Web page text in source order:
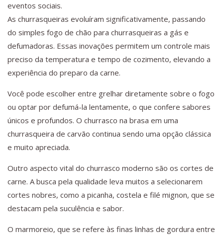
eventos sociais.
As churrasqueiras evoluíram significativamente, passando
do simples fogo de chão para churrasqueiras a gás e
defumadoras. Essas inovações permitem um controle mais
preciso da temperatura e tempo de cozimento, elevando a
experiência do preparo da carne.
Você pode escolher entre grelhar diretamente sobre o fogo
ou optar por defumá-la lentamente, o que confere sabores
únicos e profundos. O churrasco na brasa em uma
churrasqueira de carvão continua sendo uma opção clássica
e muito apreciada.
Outro aspecto vital do churrasco moderno são os cortes de
carne. A busca pela qualidade leva muitos a selecionarem
cortes nobres, como a picanha, costela e filé mignon, que se
destacam pela suculência e sabor.
O marmoreio, que se refere às finas linhas de gordura entre